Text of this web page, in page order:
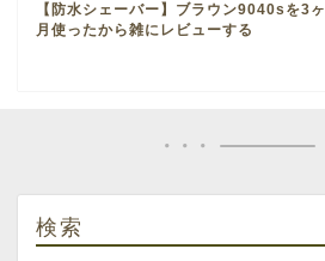
【防水シェーバー】ブラウン9040sを3ヶ
月使ったから雑にレビューする
検索